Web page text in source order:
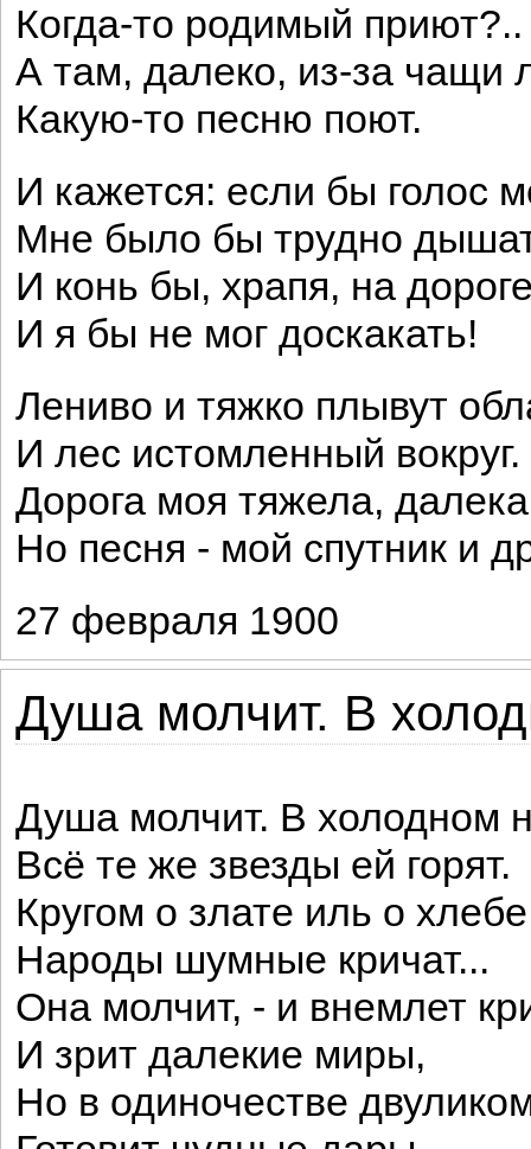
Когда-то родимый приют?..
А там, далеко, из-за чащи
Какую-то песню поют.
И кажется: если бы голос
Мне было бы трудно
И конь бы, храпя, на
И я бы не мог доскакать!
Лениво и тяжко плывут
И лес истомленный вокруг.
Дорога моя тяжела,
Но песня - мой спутник и
27 февраля 1900
Душа молчит. В
Душа молчит. В холодном
Всё те же звезды ей горят.
Кругом о злате иль о хлебе
Народы шумные кричат...
Она молчит, - и внемлет
И зрит далекие миры,
Но в одиночестве